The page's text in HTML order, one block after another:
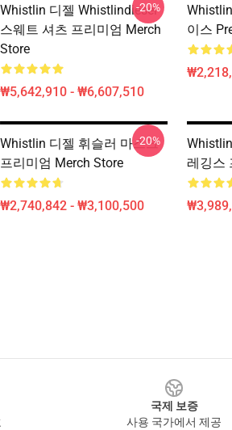
Whistlin 디젤 Whistlindiesel
스웨트 셔츠 프리미엄 Merch
Store
₩5,642,910 - ₩6,607,510
-20%
이스
Whistlin 디젤 휘슬러 마스크
프리미엄 Merch Store
₩2,740,842 - ₩3,100,500
-20%
레깅스
국제 보증
사용 국가에서 제공